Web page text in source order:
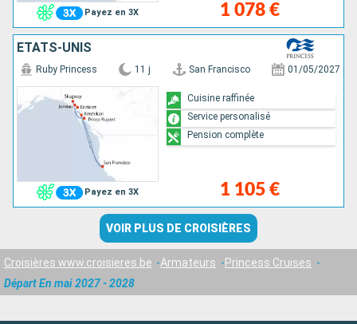
Payez en 3X 1 078 €
ÉTATS-UNIS
Payez en 3X
Ruby Princess 11 j San Francisco 01/05/2027
1 105 €
Cuisine raffinée
Service personalisé
Pension complète
VOIR PLUS DE CROISIÈRES
Croisières www.croisieres.be Armateurs
Princess Cruises
Départ En mai 2027 - 2028